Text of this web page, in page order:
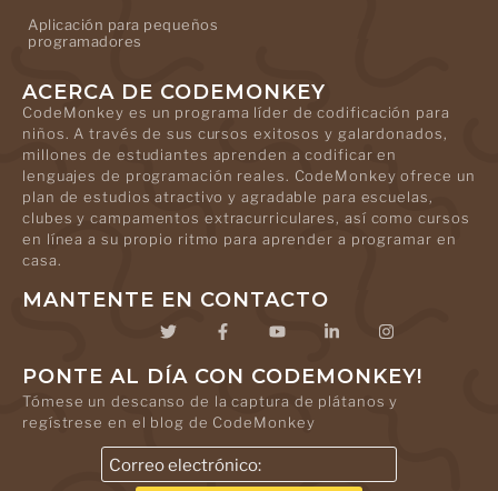
Aplicación para pequeños
programadores
ACERCA DE CODEMONKEY
CodeMonkey es un programa líder de codificación para
niños. A través de sus cursos exitosos y galardonados,
millones de estudiantes aprenden a codificar en
lenguajes de programación reales. CodeMonkey ofrece un
plan de estudios atractivo y agradable para escuelas,
clubes y campamentos extracurriculares, así como cursos
en línea a su propio ritmo para aprender a programar en
casa.
MANTENTE EN CONTACTO
PONTE AL DÍA CON CODEMONKEY!
Tómese un descanso de la captura de plátanos y
regístrese en el blog de CodeMonkey